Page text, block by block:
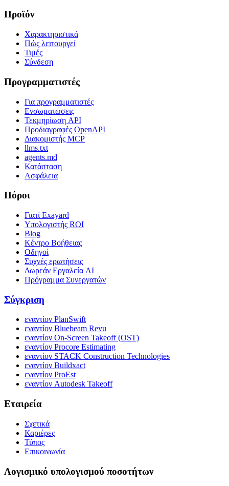
Προϊόν
Χαρακτηριστικά
Πώς λειτουργεί
Τιμές
Σύνδεση
Προγραμματιστές
Για προγραμματιστές
Ενσωματώσεις
Τεκμηρίωση API
Προδιαγραφές OpenAPI
Διακομιστής MCP
llms.txt
agents.md
Κατάσταση
Ασφάλεια
Πόροι
Γιατί Exayard
Υπολογιστής ROI
Blog
Κέντρο Βοήθειας
Οδηγοί
Συχνές ερωτήσεις
Δωρεάν Εργαλεία AI
Πρόγραμμα Συνεργατών
Σύγκριση
εναντίον PlanSwift
εναντίον Bluebeam Revu
εναντίον On-Screen Takeoff (OST)
εναντίον Procore Estimating
εναντίον STACK Construction Technologies
εναντίον Buildxact
εναντίον ProEst
εναντίον Autodesk Takeoff
Εταιρεία
Σχετικά
Καριέρες
Τύπος
Επικοινωνία
Λογισμικό υπολογισμού ποσοτήτων